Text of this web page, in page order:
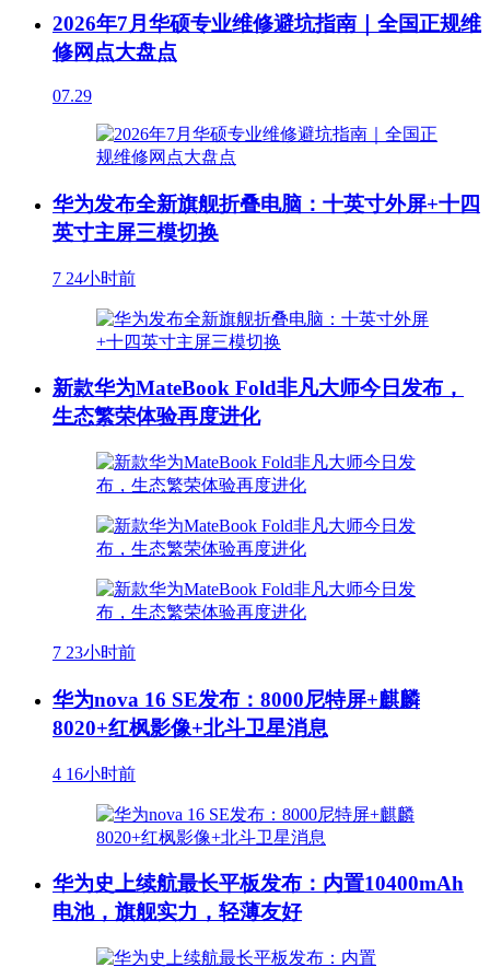
2026年7月华硕专业维修避坑指南｜全国正规维
修网点大盘点
07.29
华为发布全新旗舰折叠电脑：十英寸外屏+十四
英寸主屏三模切换
7 24小时前
新款华为MateBook Fold非凡大师今日发布，
生态繁荣体验再度进化
7 23小时前
华为nova 16 SE发布：8000尼特屏+麒麟
8020+红枫影像+北斗卫星消息
4 16小时前
华为史上续航最长平板发布：内置10400mAh
电池，旗舰实力，轻薄友好